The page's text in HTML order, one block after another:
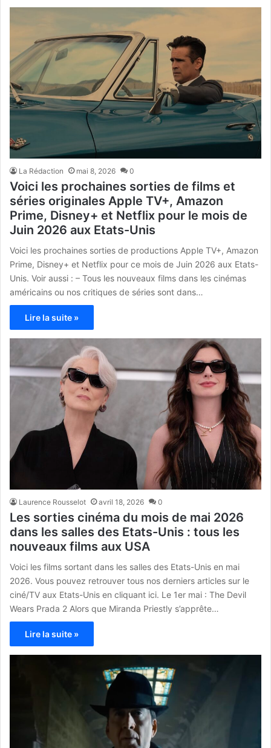
La Rédaction mai 8, 2026 0
Voici les prochaines sorties de films et
séries originales Apple TV+, Amazon
Prime, Disney+ et Netflix pour le mois de
Juin 2026 aux Etats-Unis
Voici les prochaines sorties de productions Apple TV+, Amazon
Prime, Disney+ et Netflix pour ce mois de Juin 2026 aux Etats-
Unis. Voir aussi : – Tous les nouveaux films dans les cinémas
américains ou nos critiques de séries sont dans…
Lire la suite »
Laurence Rousselot avril 18, 2026 0
Les sorties cinéma du mois de mai 2026
dans les salles des Etats-Unis : tous les
nouveaux films aux USA
Voici les films sortant dans les salles des Etats-Unis en mai
2026. Vous pouvez retrouver tous nos derniers articles sur le
ciné/TV aux Etats-Unis en cliquant ici. Le 1er mai : The Devil
Wears Prada 2 Alors que Miranda Priestly s’apprête…
Lire la suite »